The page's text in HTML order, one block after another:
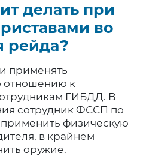
делать при
во
рейда?
применять
отношению к
ГИБДД. В
сотрудник ФССП по
физическую
в крайнем
оружие.